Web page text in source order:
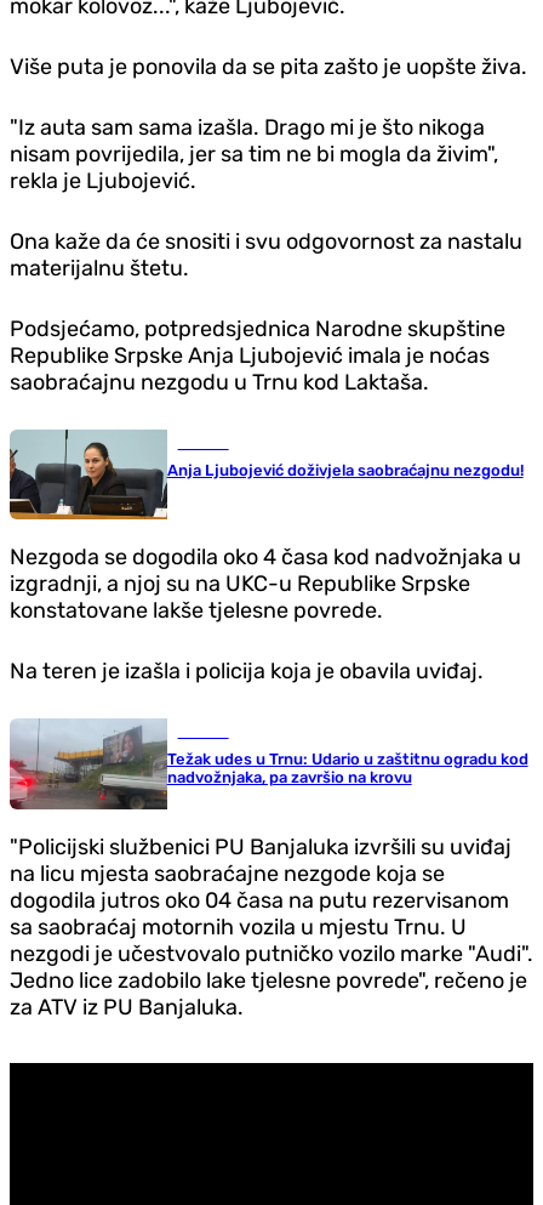
mokar kolovoz...", kaže Ljubojević.
Više puta je ponovila da se pita zašto je uopšte živa.
"Iz auta sam sama izašla. Drago mi je što nikoga
nisam povrijedila, jer sa tim ne bi mogla da živim",
rekla je Ljubojević.
Ona kaže da će snositi i svu odgovornost za nastalu
materijalnu štetu.
Podsjećamo, potpredsjednica Narodne skupštine
Republike Srpske Anja Ljubojević imala je noćas
saobraćajnu nezgodu u Trnu kod Laktaša.
Anja Ljubojević doživjela saobraćajnu nezgodu!
Nezgoda se dogodila oko 4 časa kod nadvožnjaka u
izgradnji, a njoj su na UKC-u Republike Srpske
konstatovane lakše tjelesne povrede.
Na teren je izašla i policija koja je obavila uviđaj.
Težak udes u Trnu: Udario u zaštitnu ogradu kod
nadvožnjaka, pa završio na krovu
"Policijski službenici PU Banjaluka izvršili su uviđaj
na licu mjesta saobraćajne nezgode koja se
dogodila jutros oko 04 časa na putu rezervisanom
sa saobraćaj motornih vozila u mjestu Trnu. U
nezgodi je učestvovalo putničko vozilo marke "Audi".
Jedno lice zadobilo lake tjelesne povrede", rečeno je
za ATV iz PU Banjaluka.